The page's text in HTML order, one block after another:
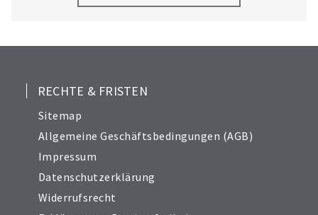
RECHTE & FRISTEN
Sitemap
Allgemeine Geschäftsbedingungen (AGB)
Impressum
Datenschutzerklärung
Widerrufsrecht